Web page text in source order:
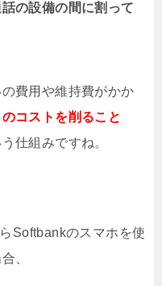
の設備の間に割って
費用や維持費がかか
のコストを削ること
仕組みですね。
Softbankのスマホを使
、